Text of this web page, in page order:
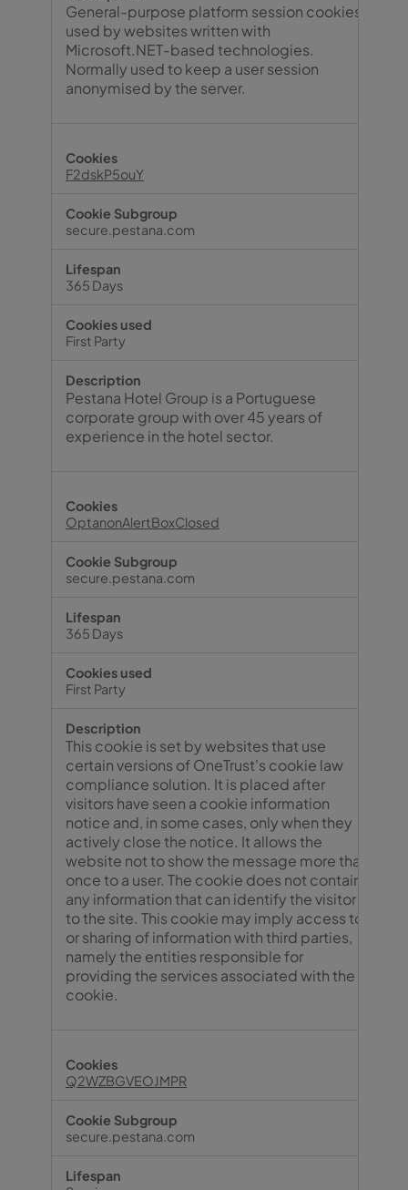
General-purpose platform session cookies,
used by websites written with
Microsoft.NET-based technologies.
Normally used to keep a user session
anonymised by the server.
F2dskP5ouY
secure.pestana.com
365 Days
First Party
Pestana Hotel Group is a Portuguese
corporate group with over 45 years of
experience in the hotel sector.
OptanonAlertBoxClosed
secure.pestana.com
365 Days
First Party
This cookie is set by websites that use
certain versions of OneTrust's cookie law
compliance solution. It is placed after
visitors have seen a cookie information
notice and, in some cases, only when they
actively close the notice. It allows the
website not to show the message more than
once to a user. The cookie does not contain
any information that can identify the visitor
to the site. This cookie may imply access to
or sharing of information with third parties,
namely the entities responsible for
providing the services associated with the
cookie.
Q2WZBGVEOJMPR
secure.pestana.com